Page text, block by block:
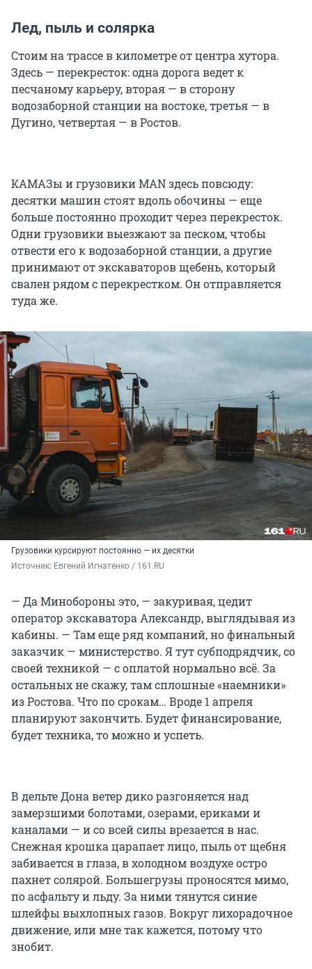
Лед, пыль и солярка
Стоим на трассе в километре от центра хутора.
Здесь — перекресток: одна дорога ведет к
песчаному карьеру, вторая — в сторону
водозаборной станции на востоке, третья — в
Дугино, четвертая — в Ростов.
КАМАЗы и грузовики MAN здесь повсюду:
десятки машин стоят вдоль обочины — еще
больше постоянно проходит через перекресток.
Одни грузовики выезжают за песком, чтобы
отвести его к водозаборной станции, а другие
принимают от экскаваторов щебень, который
свален рядом с перекрестком. Он отправляется
туда же.
Грузовики курсируют постоянно — их десятки
Источник: Евгений Игнатенко / 161.RU
— Да Минобороны это, — закуривая, цедит
оператор экскаватора Александр, выглядывая из
кабины. — Там еще ряд компаний, но финальный
заказчик — министерство. Я тут субподрядчик, со
своей техникой — с оплатой нормально всё. За
остальных не скажу, там сплошные «наемники»
из Ростова. Что по срокам… Вроде 1 апреля
планируют закончить. Будет финансирование,
будет техника, то можно и успеть.
В дельте Дона ветер дико разгоняется над
замерзшими болотами, озерами, ериками и
каналами — и со всей силы врезается в нас.
Снежная крошка царапает лицо, пыль от щебня
забивается в глаза, в холодном воздухе остро
пахнет солярой. Большегрузы проносятся мимо,
по асфальту и льду. За ними тянутся синие
шлейфы выхлопных газов. Вокруг лихорадочное
движение, или мне так кажется, потому что
знобит.